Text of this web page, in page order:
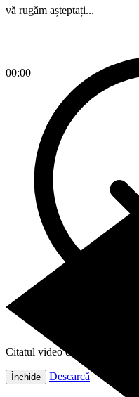
00:00
vă rugăm așteptați...
Citatul video este gata!
Închide Descarcă